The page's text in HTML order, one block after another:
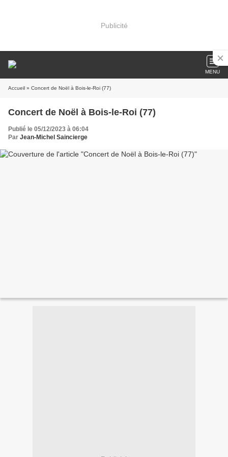
Publicité
MENU
Accueil » Concert de Noël à Bois-le-Roi (77)
Concert de Noël à Bois-le-Roi (77)
Publié le 05/12/2023 à 06:04
Par Jean-Michel Saincierge